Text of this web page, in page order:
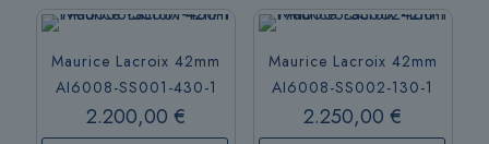
Maurice Lacroix 42mm
AI6008-SS001-430-1
2.200,00€
Maurice Lacroix 42mm
AI6008-SS002-130-1
2.250,00€